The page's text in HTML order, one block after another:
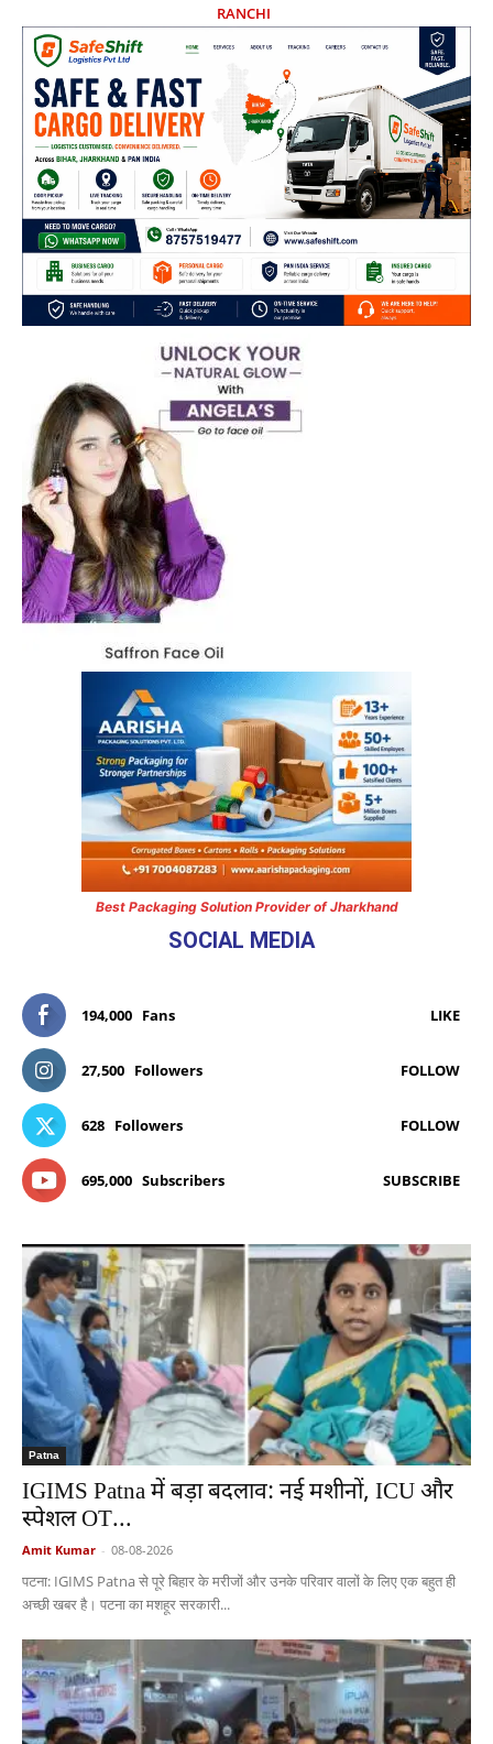
RANCHI
Best Packaging Solution Provider of Jharkhand
SOCIAL MEDIA
194,000 Fans LIKE
27,500 Followers FOLLOW
628 Followers FOLLOW
695,000 Subscribers SUBSCRIBE
Patna
IGIMS Patna में बड़ा बदलाव: नई मशीनों, ICU और
स्पेशल OT...
Amit Kumar - 08-08-2026
पटना: IGIMS Patna से पूरे बिहार के मरीजों और उनके परिवार वालों के लिए एक बहुत ही
अच्छी खबर है। पटना का मशहूर सरकारी...